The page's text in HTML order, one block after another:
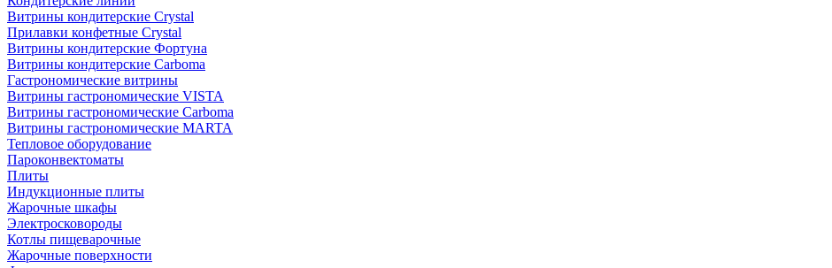
Витрины кондитерские Crystal
Прилавки конфетные Crystal
Витрины кондитерские Фортуна
Витрины кондитерские Carboma
Гастрономические витрины
Витрины гастрономические VISTA
Витрины гастрономические Carboma
Витрины гастрономические MARTA
Тепловое оборудование
Пароконвектоматы
Плиты
Индукционные плиты
Жарочные шкафы
Электросковороды
Котлы пищеварочные
Жарочные поверхности